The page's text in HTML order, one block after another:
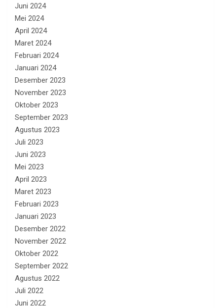
Juni 2024
Mei 2024
April 2024
Maret 2024
Februari 2024
Januari 2024
Desember 2023
November 2023
Oktober 2023
September 2023
Agustus 2023
Juli 2023
Juni 2023
Mei 2023
April 2023
Maret 2023
Februari 2023
Januari 2023
Desember 2022
November 2022
Oktober 2022
September 2022
Agustus 2022
Juli 2022
Juni 2022